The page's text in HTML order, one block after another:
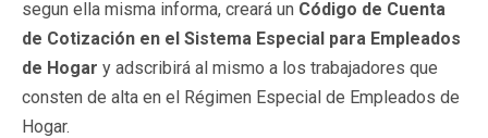
segun ella misma informa, creará un Código de Cuenta
de Cotización en el Sistema Especial para Empleados
de Hogar y adscribirá al mismo a los trabajadores que
consten de alta en el Régimen Especial de Empleados de
Hogar.